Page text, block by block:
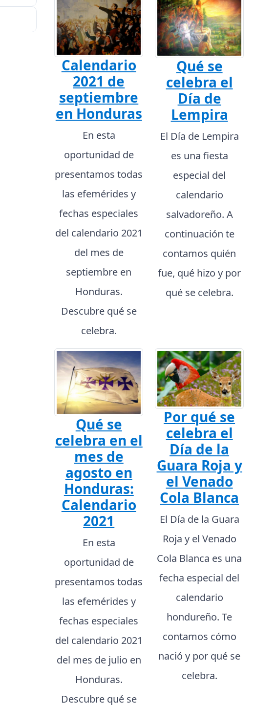
Calendario
2021 de
septiembre
en Honduras
En esta
oportunidad de
presentamos todas
las efemérides y
fechas especiales
del calendario 2021
del mes de
septiembre en
Honduras.
Descubre qué se
celebra.
Qué se
celebra el
Día de
Lempira
El Día de Lempira
es una fiesta
especial del
calendario
salvadoreño. A
continuación te
contamos quién
fue, qué hizo y por
qué se celebra.
Qué se
celebra en el
mes de
agosto en
Honduras:
Calendario
2021
En esta
oportunidad de
presentamos todas
las efemérides y
fechas especiales
del calendario 2021
del mes de julio en
Honduras.
Descubre qué se
Por qué se
celebra el
Día de la
Guara Roja y
el Venado
Cola Blanca
El Día de la Guara
Roja y el Venado
Cola Blanca es una
fecha especial del
calendario
hondureño. Te
contamos cómo
nació y por qué se
celebra.